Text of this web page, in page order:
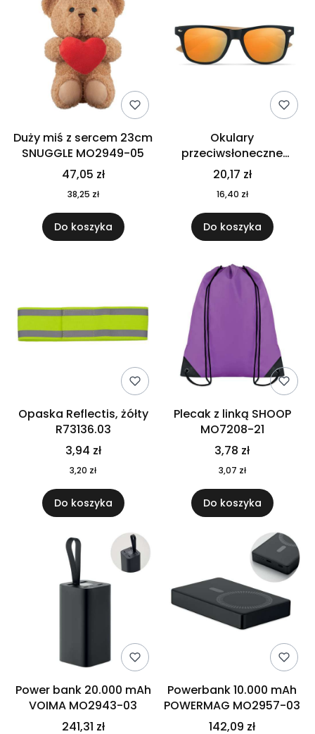
Duży miś z sercem 23cm
SNUGGLE MO2949-05
47,05 zł
38,25 zł
Do koszyka
Okulary
przeciwsłoneczne
CALIFORNIA TOUCH
MO9617-10
20,17 zł
16,40 zł
Do koszyka
Opaska Reflectis, żółty
R73136.03
3,94 zł
3,20 zł
Do koszyka
Plecak z linką SHOOP
MO7208-21
3,78 zł
3,07 zł
Do koszyka
Power bank 20.000 mAh
VOIMA MO2943-03
241,31 zł
Powerbank 10.000 mAh
POWERMAG MO2957-03
142,09 zł